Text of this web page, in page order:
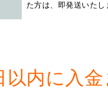
た方は、即発送いたし
以内に入